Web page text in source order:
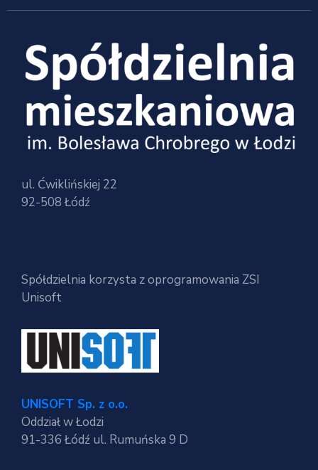
ul. Ćwiklińskiej 22
92-508 Łódź
Spółdzielnia korzysta z oprogramowania ZSI
Unisoft
UNISOFT Sp. z o.o.
Oddział w Łodzi
91-336 Łódź ul. Rumuńska 9 D